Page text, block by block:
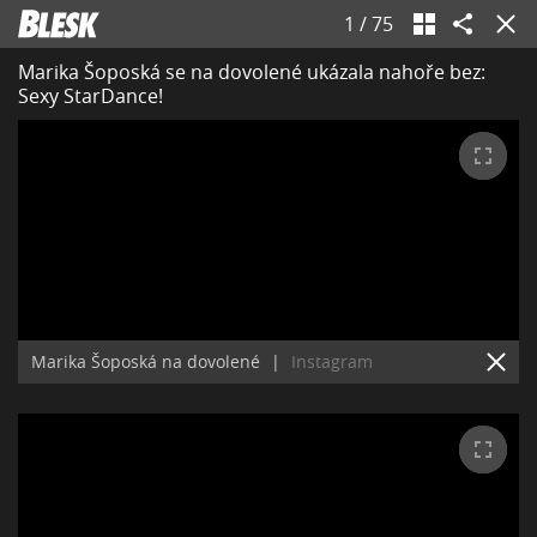
1 /75
Marika Šoposká se na dovolené ukázala nahoře bez:
Sexy StarDance!
Marika Šoposká na dovolené | Instagram